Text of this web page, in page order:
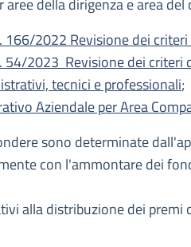
aree della dirigenza e area
166/2022 Revisione dei
54/2023 Revisione dei
tecnici e professionali;
Aziendale per Area
sono determinate
con l'ammontare dei
alla distribuzione dei